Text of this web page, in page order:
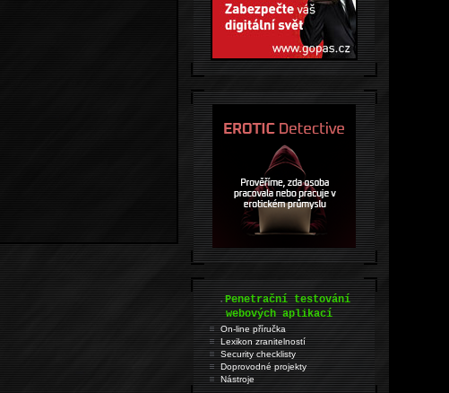
.Penetrační testování
webových aplikací
On-line příručka
Lexikon zranitelností
Security checklisty
Doprovodné projekty
Nástroje